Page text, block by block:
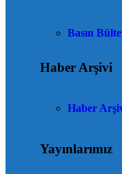
Basın
Haber Arşivi
Haber
Yayınlarımız